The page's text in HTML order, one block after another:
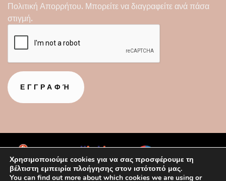
Πολιτική Απορρήτου. Μπορείτε να διαγραφείτε ανά πάσα
στιγμή.
Χρησιμοποιούμε cookies για να σας προσφέρουμε τη
βέλτιστη εμπειρία πλοήγησης στον ιστότοπό μας.
You can find out more about which cookies we are using or